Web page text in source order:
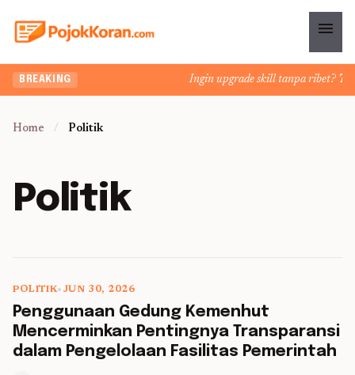
menu
BREAKING Ingin upgrade skill tanpa ribet?
Home / Politik
Politik
POLITIK• JUN 30, 2026
Penggunaan Gedung Kemenhut
Mencerminkan Pentingnya Transparansi
dalam Pengelolaan Fasilitas Pemerintah